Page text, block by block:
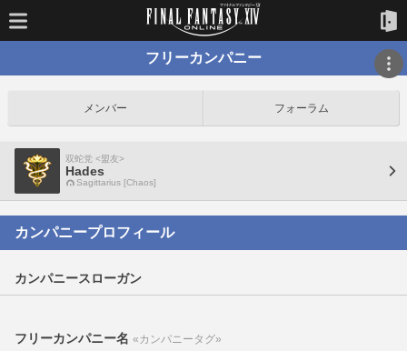
フリーカンパニー
メンバー フォーラム
双蛇党 <盟友>
Hades
Sagittarius [Chaos]
カンパニープロフィール
カンパニースローガン
フリーカンパニー名 «カンパニータグ»